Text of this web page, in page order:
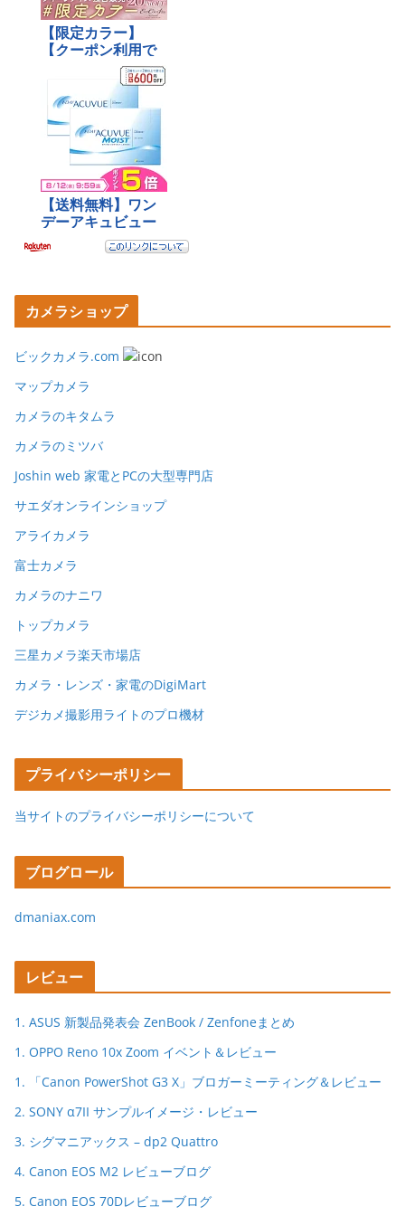
カメラショップ
ビックカメラ.com
マップカメラ
カメラのキタムラ
カメラのミツバ
Joshin web 家電とPCの大型専門店
サエダオンラインショップ
アライカメラ
富士カメラ
カメラのナニワ
トップカメラ
三星カメラ楽天市場店
カメラ・レンズ・家電のDigiMart
デジカメ撮影用ライトのプロ機材
プライバシーポリシー
当サイトのプライバシーポリシーについて
ブログロール
dmaniax.com
レビュー
1. ASUS 新製品発表会 ZenBook / Zenfoneまとめ
1. OPPO Reno 10x Zoom イベント＆レビュー
1. 「Canon PowerShot G3 X」ブロガーミーティング＆レビュー
2. SONY α7II サンプルイメージ・レビュー
3. シグマニアックス – dp2 Quattro
4. Canon EOS M2 レビューブログ
5. Canon EOS 70Dレビューブログ